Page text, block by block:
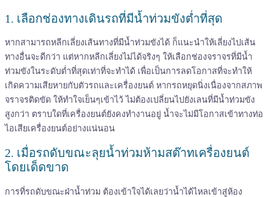
1. เลือกช่องทางเดินรถที่มีน้ำท่วมขังต่ำที่สุด
หากสามารถหลีกเลี่ยงเส้นทางที่มีน้ำท่วมขังได้ ก็แนะนำให้เลี่ยงไปเส้น
ทางอื่นจะดีกว่า แต่หากหลีกเลี่ยงไม่ได้จริงๆ ให้เลือกช่องจราจรที่มีน้ำ
ท่วมขังในระดับต่ำที่สุดเท่าที่จะทำได้ เพื่อเป็นการลดโอกาสที่จะทำให้
เกิดความเสียหายกับตัวรถและเครื่องยนต์ หากรถหยุดนิ่งเนื่องจากสภาพ
จราจรติดขัด ให้ทำใจเย็นๆเข้าไว้ ไม่ต้องเปลี่ยนไปยังเลนที่มีน้ำท่วมขัง
สูงกว่า ตราบใดที่เครื่องยนต์ยังคงทำงานอยู่ น้ำจะไม่มีโอกาสเข้าทางท่อ
ไอเสียเครื่องยนต์อย่างแน่นอน
2. เมื่อรถดับขณะลุยน้ำท่วมห้ามสต๊าทเครื่องยนต์
โดยเด็ดขาด
การที่รถดับขณะฝ่าน้ำท่วม ต้องเข้าใจได้เลยว่าน้ำได้ไหลเข้าสู่ห้อง